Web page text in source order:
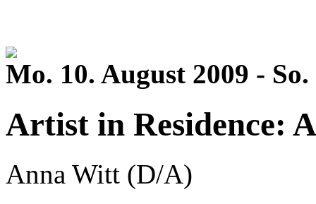
Mo. 10. August 2009 -
Artist in Residence:
Anna Witt (D/A)